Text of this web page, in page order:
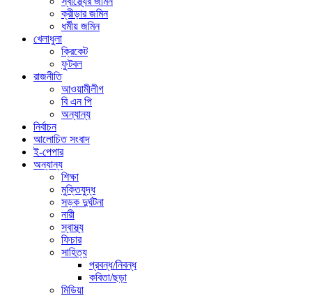
ক্রীড়ার জমিন
ধর্মীয় জমিন
খেলাধুলা
ক্রিকেট
ফুটবল
রাজনীতি
আওয়ামীলীগ
বি এন পি
অন্যান্য
নির্বাচন
আলোচিত সংবাদ
ই-পেপার
অন্যান্য
শিক্ষা
মুক্তিযুদ্ধ
সড়ক দুর্ঘটনা
নারী
স্বাস্থ্য
ফিচার
সাহিত্য
প্রবন্ধ/নিবন্ধ
কবিতা/ছড়া
মিডিয়া